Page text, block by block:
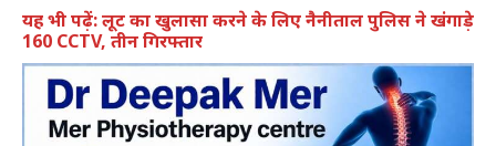
यह भी पढ़ें: लूट का खुलासा करने के लिए नैनीताल पुलिस ने खंगाड़े
160 CCTV, तीन गिरफ्तार